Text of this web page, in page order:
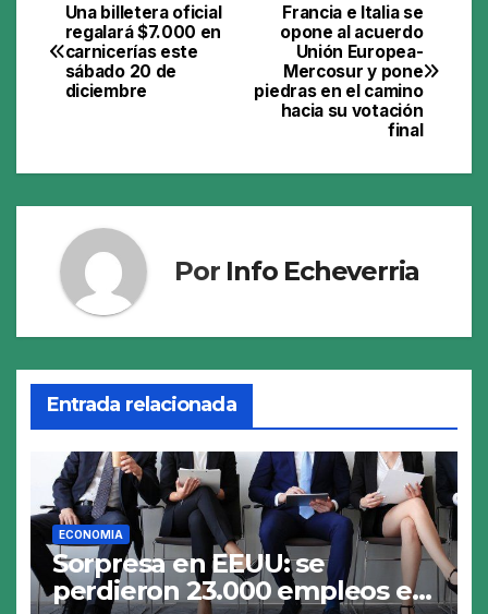
Navegación
de
Francia e Italia se
opone al acuerdo
Unión Europea-
Mercosur y pone
piedras en el camino
hacia su votación
final
Una billetera oficial
regalará $7.000 en
carnicerías este
sábado 20 de
diciembre
Por Info Echeverria
Entrada relacionada
ECONOMIA
Sorpresa en EEUU: se
perdieron 23.000 empleos en